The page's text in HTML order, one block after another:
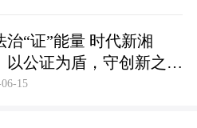
治“证”能量 时代新湘
以公证为盾，守创新之魂
青年公证人为知识产权保
15